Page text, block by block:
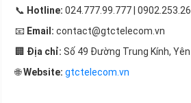
📞 Hotline: 024.777.99.777 |
📧 Email: contact@gtctelecom.vn
🏢 Địa chỉ: Số 49 Đường Trung Kính, Yên
🌐Website: gtctelecom.vn